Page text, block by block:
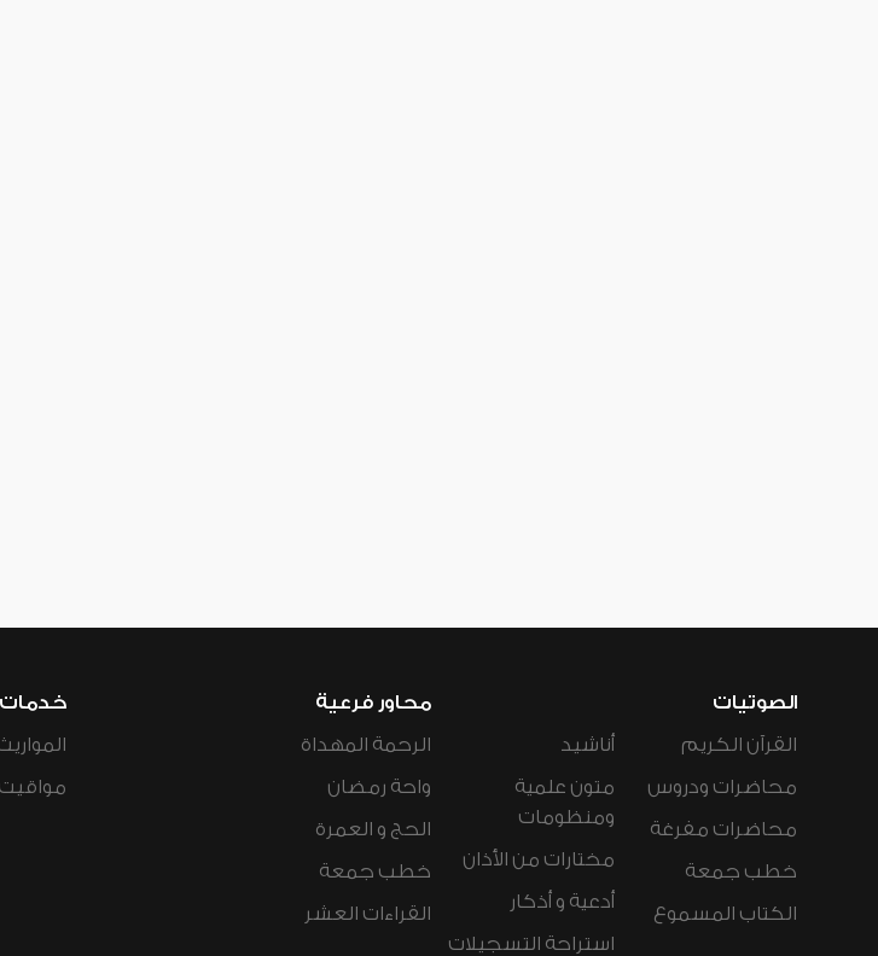
الصوتيات
القرآن الكريم
محاضرات ودروس
محاضرات مفرغة
خطب جمعة
الكتاب المسموع
أناشيد
متون علمية
ومنظومات
مختارات من الأذان
أدعية و أذكار
استراحة التسجيلات
محاور فرعية
الرحمة المهداة
واحة رمضان
الحج و العمرة
خطب جمعة
القراءات العشر
خدمات
مواقيت